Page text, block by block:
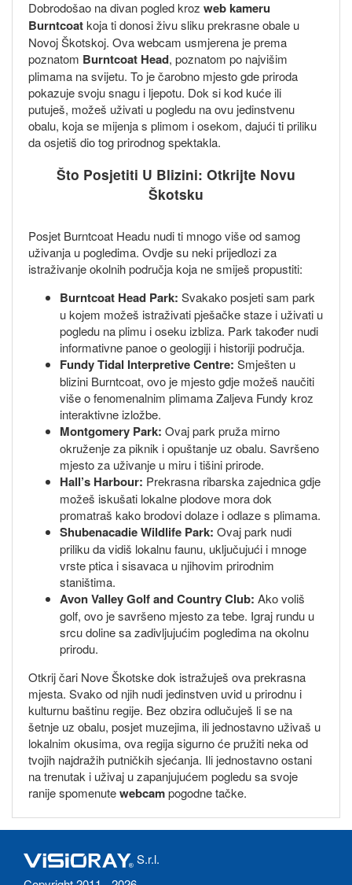
Dobrodošao na divan pogled kroz web kameru
Burntcoatkoja ti donosi živu sliku prekrasne obale u
Novoj Škotskoj. Ova webcam usmjerena je prema
poznatom Burntcoat Head, poznatom po najvišim
plimama na svijetu. To je čarobno mjesto gde priroda
pokazuje svoju snagu i ljepotu. Dok si kod kuće ili
putuješ, možeš uživati u pogledu na ovu jedinstvenu
obalu, koja se mijenja s plimom i osekom, dajući ti priliku
da osjetiš dio tog prirodnog spektakla.
Što Posjetiti U Blizini: Otkrijte Novu
Škotsku
Posjet Burntcoat Headu nudi ti mnogo više od samog
uživanja u pogledima. Ovdje su neki prijedlozi za
istraživanje okolnih područja koja ne smiješ propustiti:
Burntcoat Head Park: Svakako posjeti sam park
u kojem možeš istraživati pješačke staze i uživati u
pogledu na plimu i oseku izbliza. Park također nudi
informativne panoe o geologiji i historiji područja.
Fundy Tidal Interpretive Centre: Smješten u
blizini Burntcoat, ovo je mjesto gdje možeš naučiti
više o fenomenalnim plimama Zaljeva Fundy kroz
interaktivne izložbe.
Montgomery Park: Ovaj park pruža mirno
okruženje za piknik i opuštanje uz obalu. Savršeno
mjesto za uživanje u miru i tišini prirode.
Hall’s Harbour: Prekrasna ribarska zajednica gdje
možeš iskušati lokalne plodove mora dok
promatraš kako brodovi dolaze i odlaze s plimama.
Shubenacadie Wildlife Park: Ovaj park nudi
priliku da vidiš lokalnu faunu, uključujući i mnoge
vrste ptica i sisavaca u njihovim prirodnim
staništima.
Avon Valley Golf and Country Club: Ako voliš
golf, ovo je savršeno mjesto za tebe. Igraj rundu u
srcu doline sa zadivljujućim pogledima na okolnu
prirodu.
Otkrij čari Nove Škotske dok istražuješ ova prekrasna
mjesta. Svako od njih nudi jedinstven uvid u prirodnu i
kulturnu baštinu regije. Bez obzira odlučuješ li se na
šetnje uz obalu, posjet muzejima, ili jednostavno uživaš u
lokalnim okusima, ova regija sigurno će pružiti neka od
tvojih najdražih putničkih sjećanja. Ili jednostavno ostani
na trenutak i uživaj u zapanjujućem pogledu sa svoje
ranije spomenutewebcampogodne tačke.
S.r.l.